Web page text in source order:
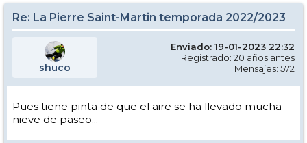
Re: La Pierre Saint-Martin temporada 2022/2023
shuco
Enviado: 19-01-2023 22:32
Registrado: 20 años antes
Mensajes: 572
Pues tiene pinta de que el aire se ha llevado mucha
nieve de paseo...